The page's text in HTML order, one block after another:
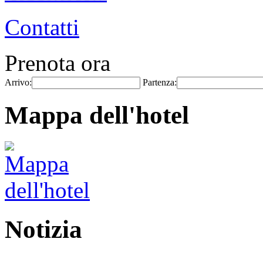
Contatti
Prenota ora
Arrivo: Partenza:
Mappa dell'hotel
Notizia